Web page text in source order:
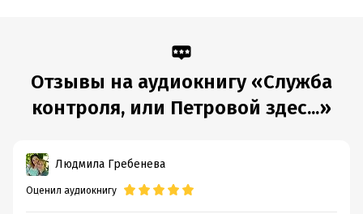
Отзывы на аудиокнигу «Служба
контроля, или Петровой здес...»
Людмила Гребенева
Оценил аудиокнигу